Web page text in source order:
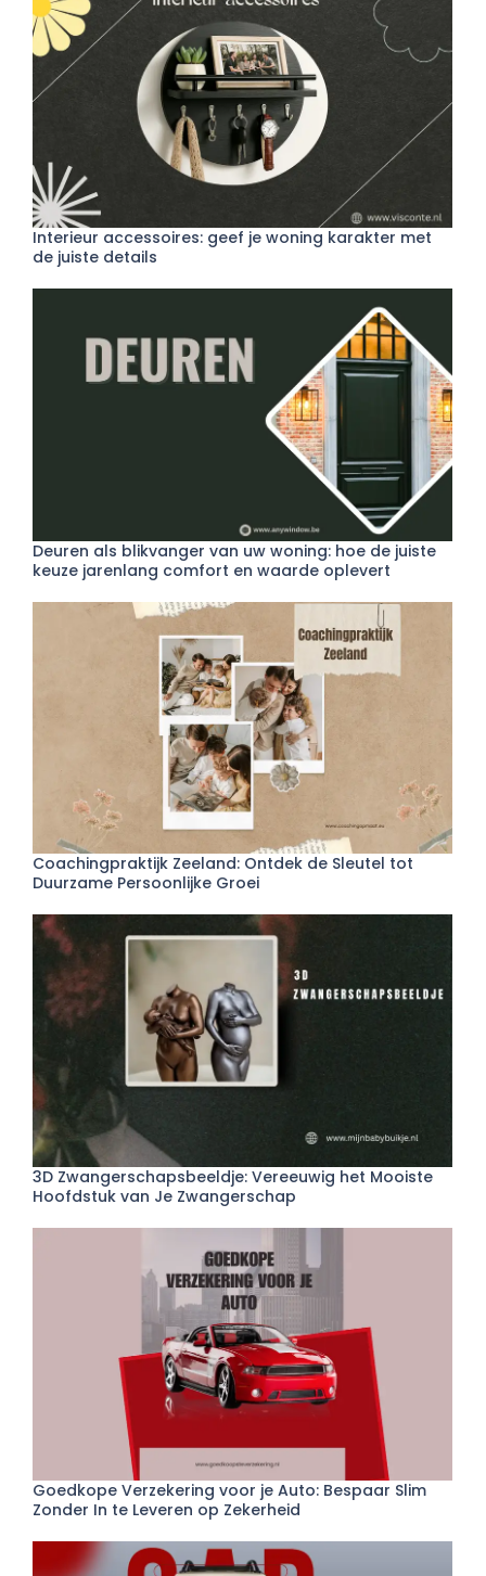
Interieur accessoires: geef je woning karakter met
de juiste details
Deuren als blikvanger van uw woning: hoe de juiste
keuze jarenlang comfort en waarde oplevert
Coachingpraktijk Zeeland: Ontdek de Sleutel tot
Duurzame Persoonlijke Groei
3D Zwangerschapsbeeldje: Vereeuwig het Mooiste
Hoofdstuk van Je Zwangerschap
Goedkope Verzekering voor je Auto: Bespaar Slim
Zonder In te Leveren op Zekerheid